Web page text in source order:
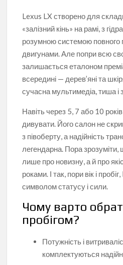
Lexus LX створено для
«залізний кінь» на рамі, з
розумною системою повного
двигунами. Але попри всю
залишається еталоном
всередині — дерев’яні та
сучасна мультимедіа, тиша і
Навіть через 5, 7 або 10
дивувати. Його салон не
з півоберту, а надійність
легендарна. Пора
лише про новизну, а й про
роками. І так, пори вік і
символом статусу і сили.
Чому варто
пробігом?
Потужність і
комплектуються